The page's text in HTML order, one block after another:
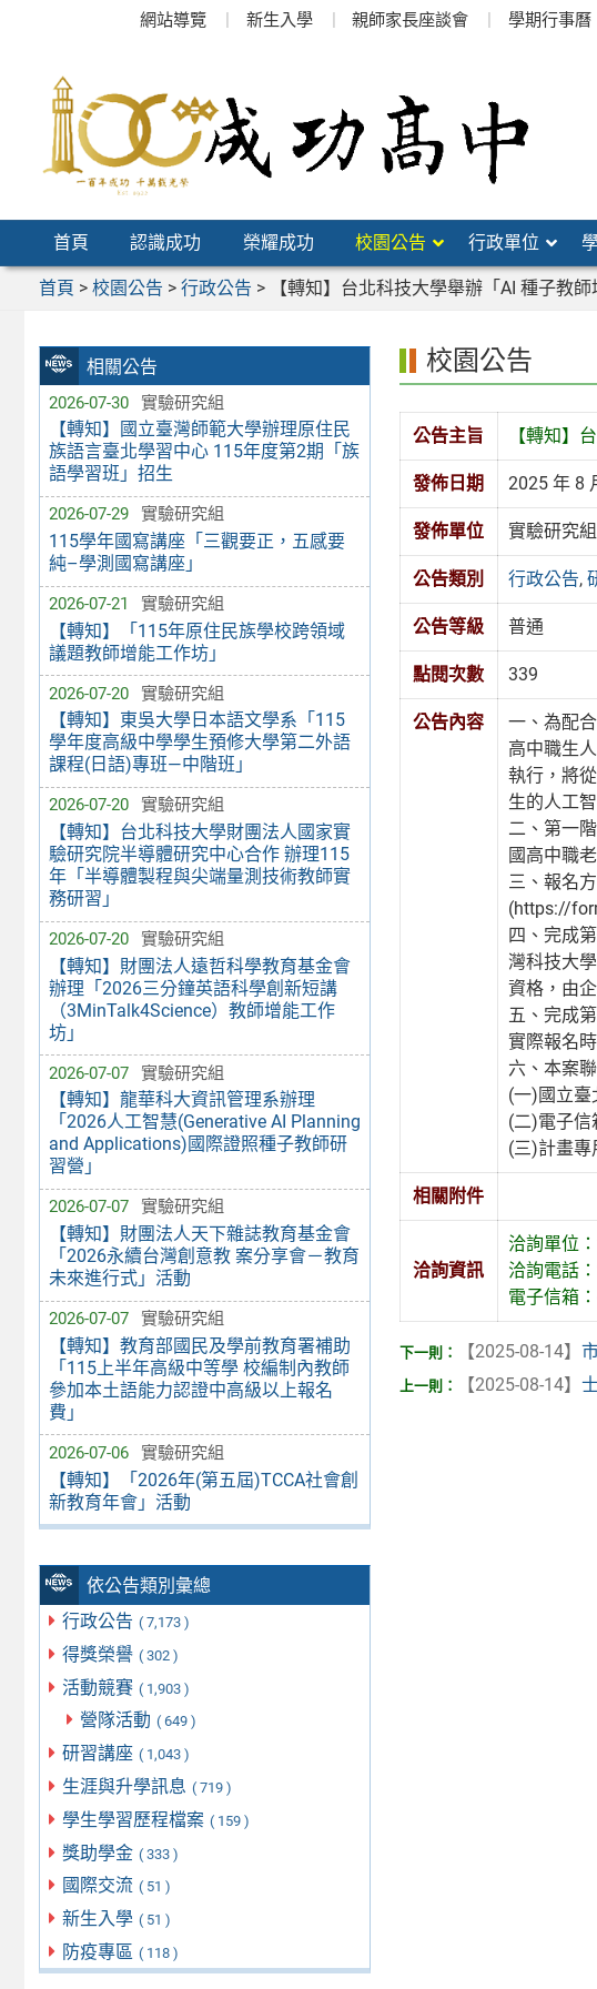
網站導覽 新生入學 親師家長座談會 學期行事曆
首頁 認識成功 榮耀成功 校園公告 行政單位
首頁 > 校園公告 > 行政公告 > 【轉知】台北科技大學舉辦「AI 種子教師
相關公告
2026-07-30 實驗研究組
【轉知】國立臺灣師範大學辦理原住民
族語言臺北學習中心 115年度第2期「族
語學習班」招生
2026-07-29 實驗研究組
115學年國寫講座「三觀要正，五感要
純–學測國寫講座」
2026-07-21 實驗研究組
【轉知】「115年原住民族學校跨領域
議題教師增能工作坊」
2026-07-20 實驗研究組
【轉知】東吳大學日本語文學系「115
學年度高級中學學生預修大學第二外語
課程(日語)專班—中階班」
2026-07-20 實驗研究組
【轉知】台北科技大學財團法人國家實
驗研究院半導體研究中心合作 辦理115
年「半導體製程與尖端量測技術教師實
務研習」
2026-07-20 實驗研究組
【轉知】財團法人遠哲科學教育基金會
辦理「2026三分鐘英語科學創新短講
（3MinTalk4Science）教師增能工作
坊」
2026-07-07 實驗研究組
【轉知】龍華科大資訊管理系辦理
「2026人工智慧(Generative AI Planning
and Applications)國際證照種子教師研
習營」
2026-07-07 實驗研究組
【轉知】財團法人天下雜誌教育基金會
「2026永續台灣創意教 案分享會－教育
未來進行式」活動
2026-07-07 實驗研究組
【轉知】教育部國民及學前教育署補助
「115上半年高級中等學 校編制內教師
參加本土語能力認證中高級以上報名
費」
2026-07-06 實驗研究組
【轉知】「2026年(第五屆)TCCA社會創
新教育年會」活動
依公告類別彙總
行政公告 ( 7,173 )
得獎榮譽 ( 302 )
活動競賽 ( 1,903 )
營隊活動 ( 649 )
研習講座 ( 1,043 )
生涯與升學訊息 ( 719 )
學生學習歷程檔案 ( 159 )
獎助學金 ( 333 )
國際交流 ( 51 )
新生入學 ( 51 )
防疫專區 ( 118 )
校園公告
公告主旨 【轉知】
發佈日期 2025 年 8
發佈單位 實驗研究組
公告類別 行政公告,
公告等級 普通
點閱次數 339
公告內容
一、為配
高中職生
執行，將
生的人工
二、第一
國高中職
三、報名
(https://
四、完成
灣科技大
資格，由
五、完成
實際報名
六、本案
(一)國立臺
(二)電子信
(三)計畫專
相關附件
洽詢資訊
洽詢單位：
洽詢電話：
電子信箱：
【2025-08-14】
【2025-08-14】